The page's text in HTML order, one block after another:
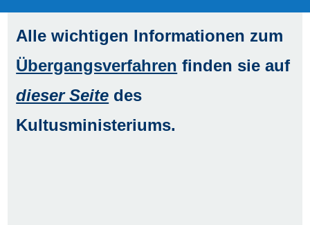
Alle wichtigen Informationen zum
Übergangsverfahren finden sie auf
dieser Seite des
Kultusministeriums.